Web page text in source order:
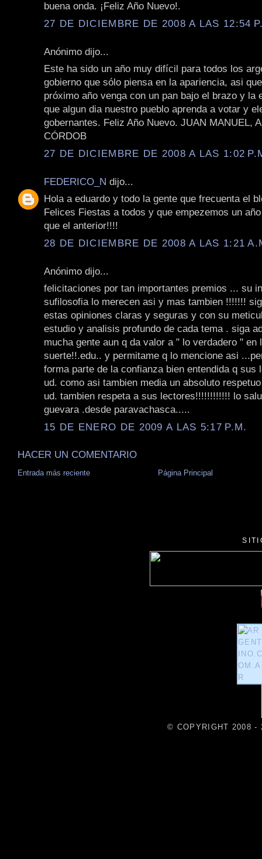
buena onda. ¡Feliz Año Nuevo!.
27 DE DICIEMBRE DE 2008 A LAS 12:54
Anónimo dijo...
Este ha sido un año muy difícil para todos los
gobierno que sólo piensa en la apariencia, asi
próximo año venga con un pan bajo el brazo y la
que algun dia nuestro pueblo aprenda a votar y
gobernantes. Feliz Año Nuevo. JUAN MANUEL,
CÓRDOB
27 DE DICIEMBRE DE 2008 A LAS 1:02
FEDERICO_N dijo...
Hola a eduardo y todo la gente que frecuenta el
Felices Fiestas a todos y que empezemos un
que el anterior!!!!
28 DE DICIEMBRE DE 2008 A LAS 1:21
Anónimo dijo...
felicitaciones por tan importantes premios ... su
sufilosofia lo merecen asi y mas tambien !!!!!!!
estas opiniones claras y seguras y con su
estudio y analisis profundo de cada tema . siga
mucha gente aun q da valor a " lo verdadero " en
suerte!!.edu.. y permitame q lo mencione asi
forma parte de la confianza bien entendida q sus
ud. como asi tambien media un absoluto
ud. tambien respeta a sus lectores!!!!!!!!!!!! lo
guevara .desde paravachasca.....
15 DE ENERO DE 2009 A LAS 5:17 P.M.
HACER UN COMENTARIO
Entrada más reciente Página Principal
© COPYRIGHT 2008